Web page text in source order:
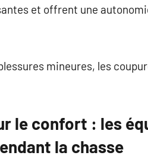
et offrent une
mineures, les
le confort : les
la chasse